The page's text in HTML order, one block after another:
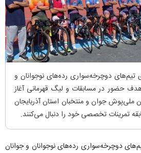
دوچرخه‌سواری رده‌های نوجوانان و
هدف حضور در مسابقات و لیگ قهرمانی آغاز
ملی‌پوش جوان و منتخبان استان آذربایجان
تمرینات تخصصی خود را دنبال می‌کنند.
دوچرخه‌سواری رده‌های نوجوانان و جوانان